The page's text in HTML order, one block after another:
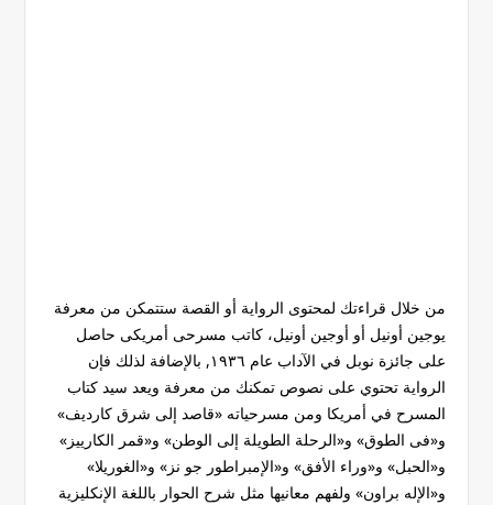
من خلال قراءتك لمحتوى الرواية أو القصة ستتمكن من معرفة
يوجين أونيل أو أوجين أونيل، كاتب مسرحى أمريكى حاصل
على جائزة نوبل في الآداب عام ١٩٣٦, بالإضافة لذلك فإن
الرواية تحتوي على نصوص تمكنك من معرفة ويعد سيد كتاب
المسرح في أمريكا ومن مسرحياته «قاصد إلى شرق كارديف»
و«فى الطوق» و«الرحلة الطويلة إلى الوطن» و«قمر الكارييز»
و«الحبل» و«وراء الأفق» و«الإمبراطور جو نز» و«الغوريلا»
و«الإله براون» ولفهم معانيها مثل شرح الحوار باللغة الإنكليزية